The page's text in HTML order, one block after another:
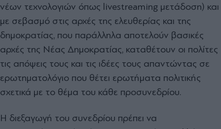
νέων τεχνολογιών όπως livestreaming μετάδοση) και
με σεβασμό στις αρχές της ελευθερίας και της
δημοκρατίας, που παράλληλα αποτελούν βασικές
αρχές της Νέας Δημοκρατίας, καταθέτουν οι πολίτες
τις απόψεις τους και τις ιδέες τους απαντώντας σε
ερωτηματολόγιο που θέτει ερωτήματα πολιτικής
σχετικά με το θέμα του κάθε προσυνεδρίου.
Η διεξαγωγή του συνεδρίου πρέπει να